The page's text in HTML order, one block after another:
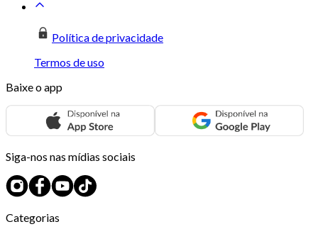
Política de privacidade
Termos de uso
Baixe o app
Siga-nos nas mídias sociais
Categorias